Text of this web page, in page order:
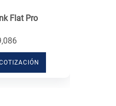
Flat Pro